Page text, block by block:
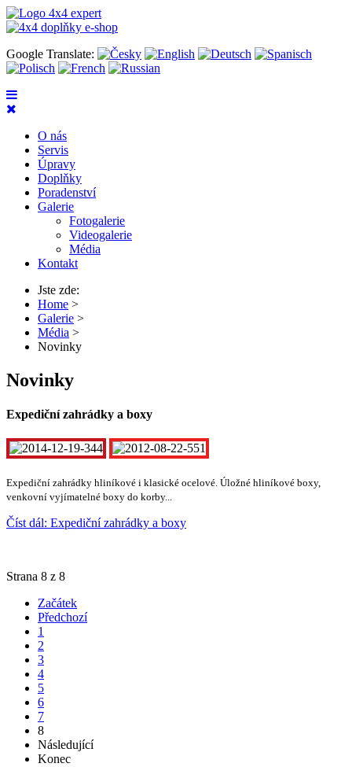
Google Translate:
O nás
Servis
Úpravy
Doplňky
Poradenství
Galerie
Fotogalerie
Videogalerie
Média
Kontakt
Jste zde:
Home >
Galerie >
Média >
Novinky
Novinky
Expediční zahrádky a boxy
Expediční zahrádky hliníkové i klasické ocelové. Úložné hliníkové boxy,
venkovní vyjímatelné boxy do korby...
Číst dál: Expediční zahrádky a boxy
Strana 8 z 8
Začátek
Předchozí
1
2
3
4
5
6
7
8
Následující
Konec